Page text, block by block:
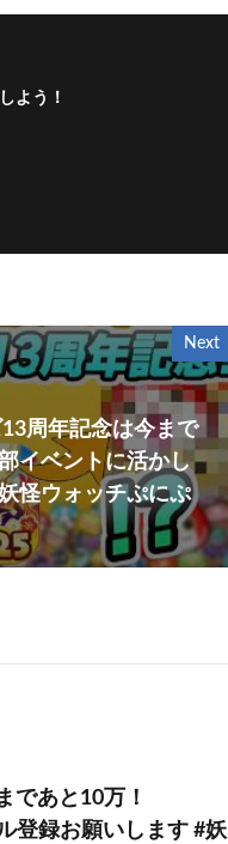
よう！
Next
周年記念は今まで
イベントに活かし
怪ウォッチぷにぷ
であと10万！
登録お願いします #妖